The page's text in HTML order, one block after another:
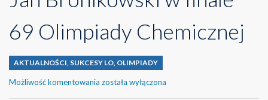
69 Olimpiady Chemicznej
AKTUALNOŚCI SUKCESY LO OLIMPIADY
Możliwość komentowania Jan
została wyłączona